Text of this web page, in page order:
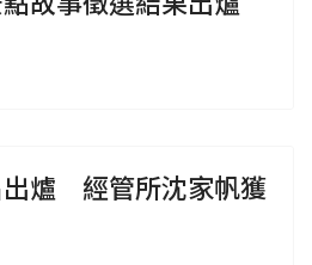
出爐 經管所沈家帆獲